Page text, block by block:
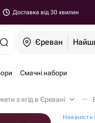
Доставка від 30 хвилин
Єреван
Смачні набори
з ягід в Єревані
Наявність